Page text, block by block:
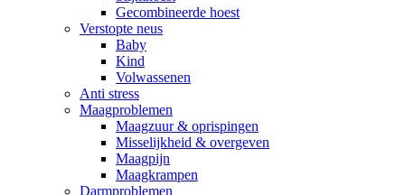
Gecombineerde hoest
Verstopte neus
Baby
Kind
Volwassenen
Anti stress
Maagproblemen
Maagzuur & oprispingen
Misselijkheid & overgeven
Maagpijn
Maagkrampen
Darmproblemen